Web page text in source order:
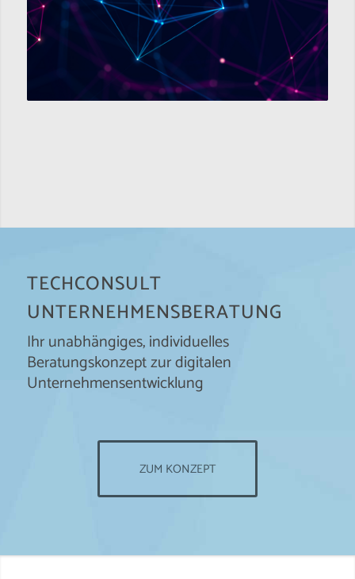
TECHCONSULT
UNTERNEHMENSBERATUNG
Ihr unabhängiges, individuelles
Beratungskonzept zur digitalen
Unternehmensentwicklung
ZUM KONZEPT